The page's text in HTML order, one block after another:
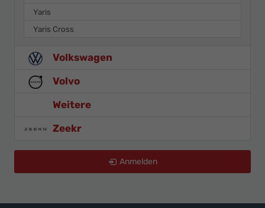
Yaris
Yaris Cross
Volkswagen
Volvo
Weitere
Zeekr
Anmelden